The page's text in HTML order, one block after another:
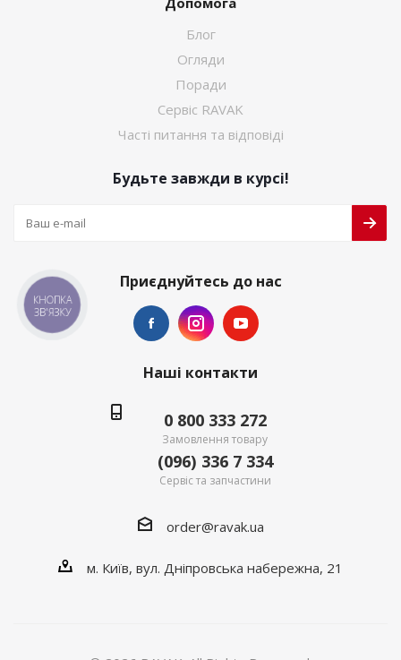
Блог
Огляди
Поради
Сервіс RAVAK
Часті питання та відповіді
Будьте завжди в курсі!
Приєднуйтесь до нас
Наші контакти
0 800 333 272
Замовлення товару
(096) 336 7 334
Сервіс та запчастини
order@ravak.ua
м. Київ, вул. Дніпровська набережна, 21
КНОПКА
ЗВ'ЯЗКУ